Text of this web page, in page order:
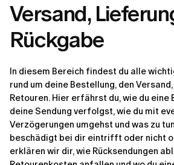
Versand,
Rückgabe
In diesem Bereich findest du alle
rund um deine Bestellung, den
Retouren. Hier erfährst du, wie du
deine Sendung verfolgst, wie du mit
Verzögerungen umgehst und was zu
beschädigt bei dir eintrifft oder nicht
erklären wir dir, wie Rücksendungen